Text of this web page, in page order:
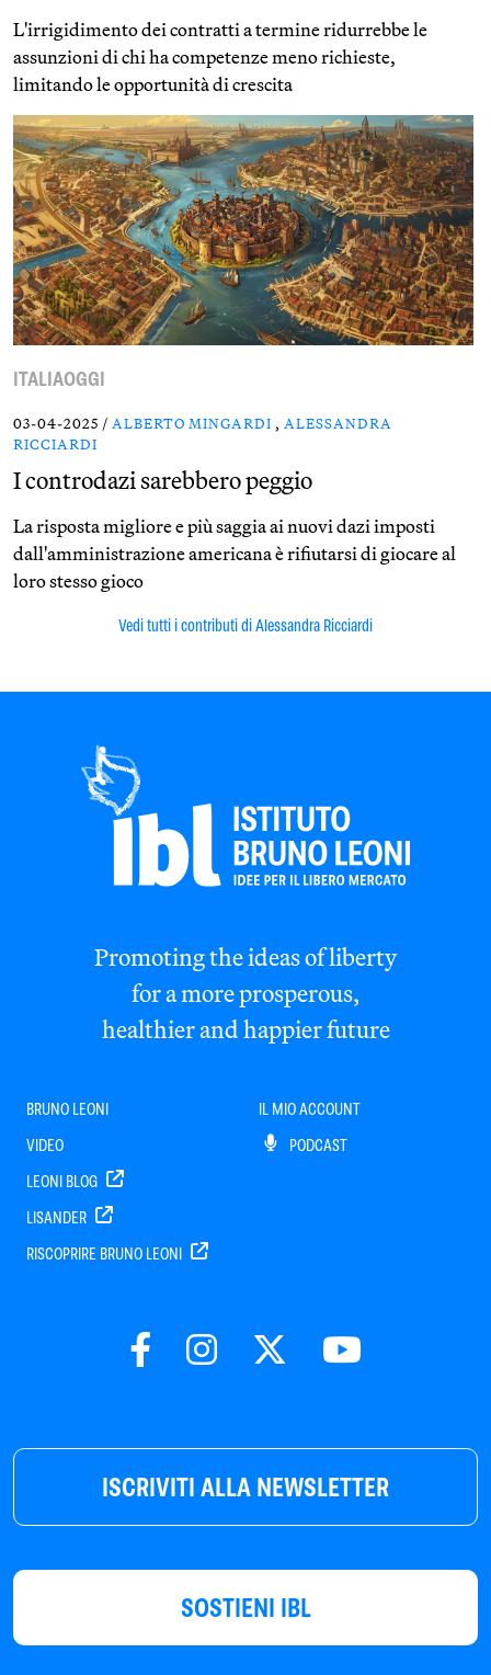
L'irrigidimento dei contratti a termine ridurrebbe le
assunzioni di chi ha competenze meno richieste,
limitando le opportunità di crescita
ITALIAOGGI
03-04-2025 / ALBERTO MINGARDI , ALESSANDRA
RICCIARDI
I controdazi sarebbero peggio
La risposta migliore e più saggia ai nuovi dazi imposti
dall'amministrazione americana è rifiutarsi di giocare al
loro stesso gioco
Vedi tutti i contributi di Alessandra Ricciardi
ISCRIVITI ALLA NEWSLETTER
SOSTIENI IBL
Promoting the ideas of liberty
for a more prosperous,
healthier and happier future
BRUNO LEONI
VIDEO
LEONI BLOG
LISANDER
RISCOPRIRE BRUNO LEONI
IL MIO ACCOUNT
PODCAST